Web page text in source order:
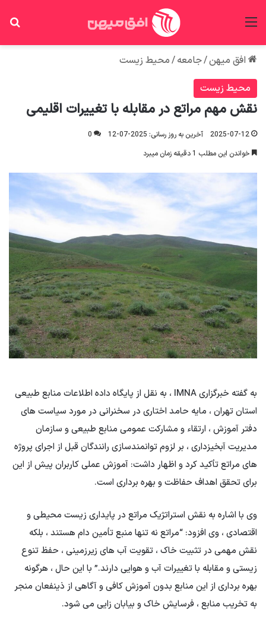
افق میهن/جامعه/محیط زیست
محیط زیست
نقش مهم مراتع در مقابله با تغییرات اقلیمی
2025-07-12 آخرین به روز رسانی: 2025-07-12
0
خواندن این مطلب 1 دقیقه زمان میبرد
به گفته خبرگزاری IMNA ، به نقل از پایگاه داده اطلاعات منابع طبیعی
استان تهران ، مایه حامد اختاری در سخنرانی در مورد سیاست های
دفتر آموزش ، ارتقاء و مشارکت عمومی منابع طبیعی و سازمان
مدیریت آبخیزداری ، بر لزوم توانمندسازی رانندگان قبل از اجرای پروژه
های مراتع تأکید کرد و اظهار داشت: آموزش عملی کاربران پیش از این
برای تحقق اهداف حفاظت و بهره برداری است.
وی با اشاره به نقش استراتژیک مراتع در پایداری زیست محیطی و
اقتصادی ، وی افزود: “مراتع نه تنها منبع تأمین دام هستند ، بلکه
نقش مهمی در تثبیت خاک ، تقویت آب های زیرزمینی ، حفظ تنوع
زیستی و مقابله با تغییرات آب و هوایی دارند.” با این حال ، هرگونه
بهره برداری از این منابع بدون آموزش کافی و آگاهی از ذینفعان منجر
به تخریب منابع ، فرسایش خاک و بیابان زایی می شود.